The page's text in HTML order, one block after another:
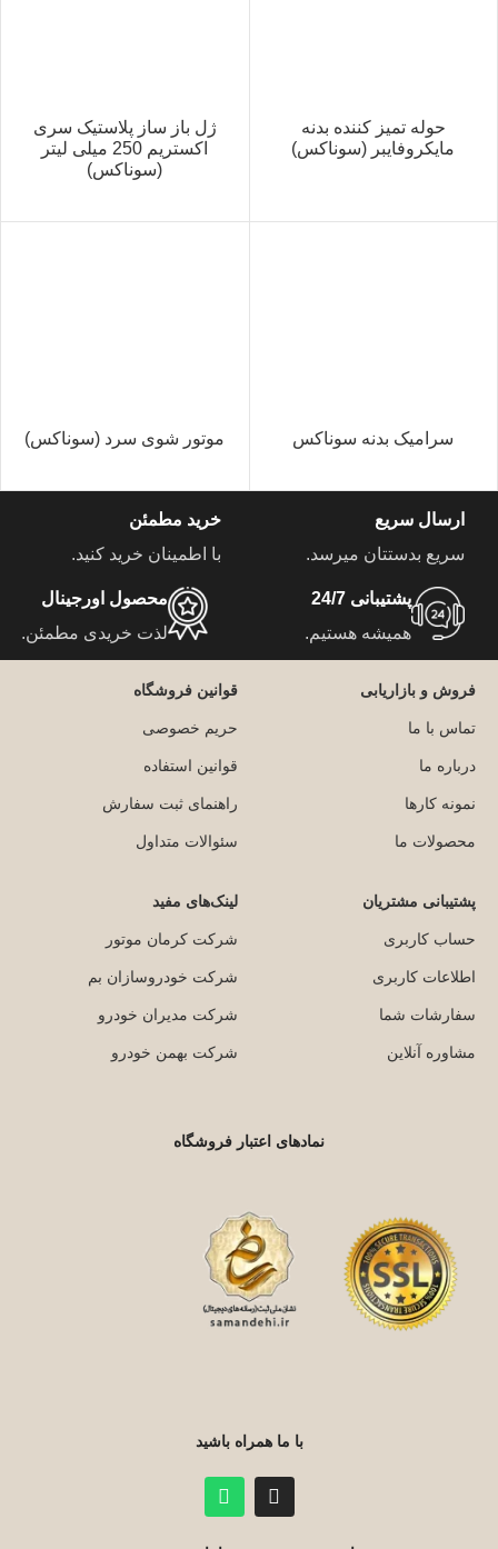
حوله تمیز کننده بدنه
مایکروفایبر (سوناکس)
ژل باز ساز پلاستیک سری
اکستریم 250 میلی لیتر
(سوناکس)
سرامیک بدنه سوناکس موتور شوی سرد (سوناکس)
ارسال سریع
سریع بدستتان میرسد.
خرید مطمئن
با اطمینان خرید کنید.
پشتیبانی 24/7
همیشه هستیم.
محصول اورجینال
لذت خریدی مطمئن.
فروش و بازاریابی
تماس با ما
درباره ما
نمونه کارها
محصولات ما
قوانین فروشگاه
حریم خصوصی
قوانین استفاده
راهنمای ثبت سفارش
سئوالات متداول
پشتیبانی مشتریان
حساب کاربری
اطلاعات کاربری
سفارشات شما
مشاوره آنلاین
لینک‌های مفید
شرکت کرمان موتور
شرکت خودروسازان بم
شرکت مدیران خودرو
شرکت بهمن خودرو
نمادهای اعتبار فروشگاه
با ما همراه باشید